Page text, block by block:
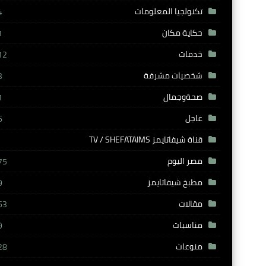
تكنولجيا المعلومات
حكاية مكان
خدمات
شخصيات مشرفة
صحةوجمال
عاجل
قناة شيفاتايمز TV / SHEFATAIMS
مصر اليوم
مطبخ شيفاتايمز
مقالات
مناسبات
منوعات